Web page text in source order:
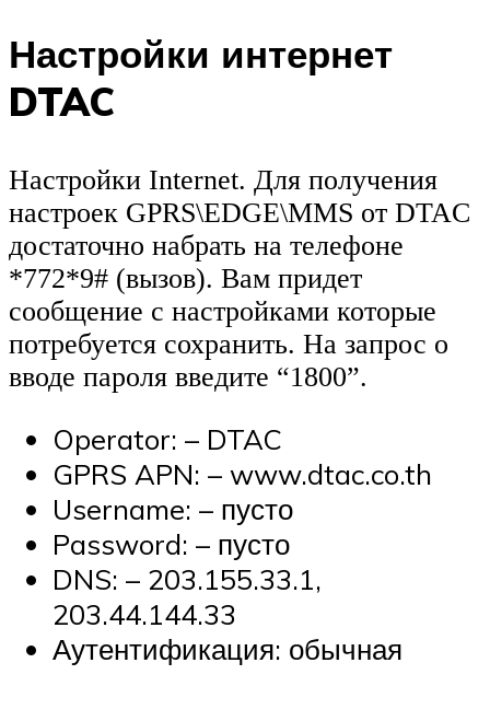
Настройки интернет
DTAC
Настройки Internet. Для получения
настроек GPRS\EDGE\MMS от DTAC
достаточно набрать на телефоне
*772*9# (вызов). Вам придет
сообщение с настройками которые
потребуется сохранить. На запрос о
вводе пароля введите “1800”.
Operator: – DTAC
GPRS APN: – www.dtac.co.th
Username: – пусто
Password: – пусто
DNS: – 203.155.33.1,
203.44.144.33
Аутентификация: обычная